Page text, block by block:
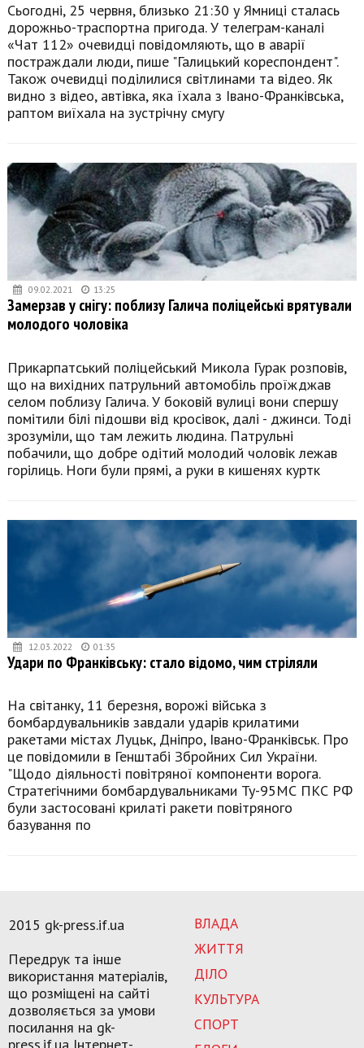
Сьогодні, 25 червня, близько 21:30 у Ямниці сталась
дорожньо-траспортна пригода. У телеграм-каналі
«Чат 112» очевидці повідомляють, що в аварії
постраждали люди, пише "Галицький кореспондент".
Також очевидці поділилися світлинами та відео. Як
видно з відео, автівка, яка їхала з Івано-Франківська,
раптом виїхала на зустрічну смугу
09.02.2021 13:25
Замерзав у снігу: поблизу Галича поліцейські врятували
молодого чоловіка
Прикарпатський поліцейський Микола Гурак розповів,
що на вихідних патрульний автомобіль проїжджав
селом поблизу Галича. У боковій вулиці вони спершу
помітили білі підошви від кросівок, далі - джинси. Тоді
зрозуміли, що там лежить людина. Патрульні
побачили, що добре одітий молодий чоловік лежав
горілиць. Ноги були прямі, а руки в кишенях куртк
12.03.2022 01:35
Удари по Франківську: стало відомо, чим стріляли
На світанку, 11 березня, ворожі війська з
бомбардувальників завдали ударів крилатими
ракетами містах Луцьк, Дніпро, Івано-Франківськ. Про
це повідомили в Генштабі Збройних Сил України.
"Щодо діяльності повітряної компоненти ворога.
Стратегічними бомбардувальниками Ту-95МС ПКС РФ
були застосовані крилаті ракети повітряного
базування по
ВЛАДА
ЖИТТЯ
ДІЛО
КУЛЬТУРА
СПОРТ
2015 gk-press.if.ua
Передрук та інше
використання матеріалів,
що розміщені на сайті
дозволяється за умови
посилання на gk-